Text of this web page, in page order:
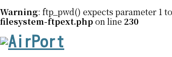
Warning: ftp_pwd() expects parameter 1
filesystem-ftpext.phpon line 230